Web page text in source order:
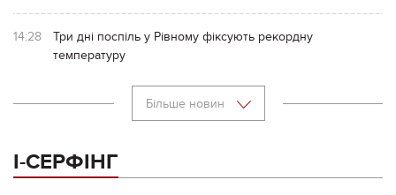
14:28
Три дні поспіль у Рівному фіксують рекордну
температуру
Більше новин
І-СЕРФІНГ